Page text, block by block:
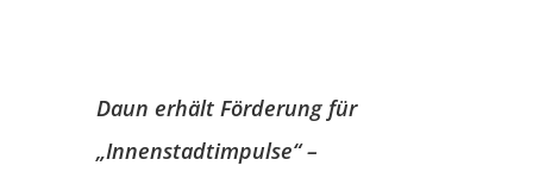
Daun erhält Förderung für
„Innenstadtimpulse“ –